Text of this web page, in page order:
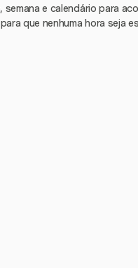
semana e calendário para
que nenhuma hora seja